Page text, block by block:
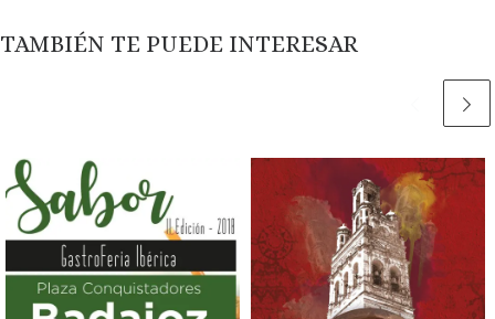
TAMBIÉN TE PUEDE INTERESAR